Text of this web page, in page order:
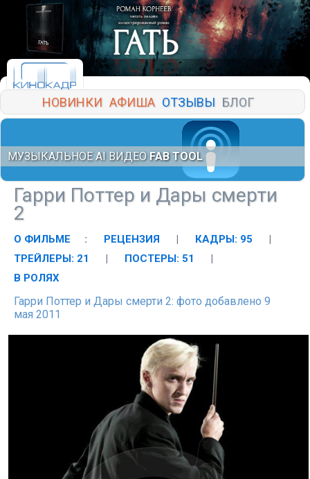
НОВИНКИ АФИША ОТЗЫВЫ БЛОГ
МУЗЫКАЛЬНОЕ AI ВИДЕО FAB TOOL
Гарри Поттер и Дары cмерти
2
О ФИЛЬМЕ : РЕЦЕНЗИЯ | КАДРЫ: 95
|
ТРЕЙЛЕРЫ: 21
| ПОСТЕРЫ: 51
|
В РОЛЯХ
Гарри Поттер и Дары cмерти 2: фото добавлено 9
мая 2011